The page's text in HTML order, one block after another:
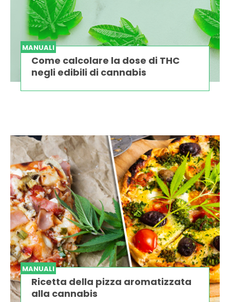
MANUALI
Come calcolare la dose di THC
negli edibili di cannabis
MANUALI
Ricetta della pizza aromatizzata
alla cannabis